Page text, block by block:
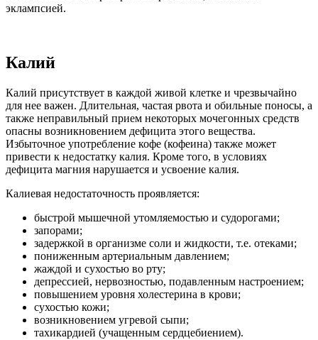
эклампсией.
Калий
Калий присутствует в каждой живой клетке и чрезвычайно
для нее важен. Длительная, частая рвота и обильные поносы, а
также неправильный прием некоторых мочегонных средств
опасны возникновением дефицита этого вещества.
Избыточное употребление кофе (кофеина) также может
привести к недостатку калия. Кроме того, в условиях
дефицита магния нарушается и усвоение калия.
Калиевая недостаточность проявляется:
быстрой мышечной утомляемостью и судорогами;
запорами;
задержкой в организме соли и жидкости, т.е. отеками;
пониженным артериальным давлением;
жаждой и сухостью во рту;
депрессией, нервозностью, подавленным настроением;
повышением уровня холестерина в крови;
сухостью кожи;
возникновением угревой сыпи;
тахикардией (учащенным сердцебиением).